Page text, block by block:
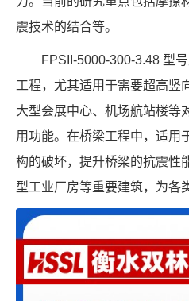
震技术的结合等。
FPSII-5000-300-3.48 型
工程，尤其适用于需要超高竖
大型会展中心、机场航站楼等
用功能。在桥梁工程中，适用
构的破坏，提升桥梁的抗震性
型工业厂房等重要建筑，为各